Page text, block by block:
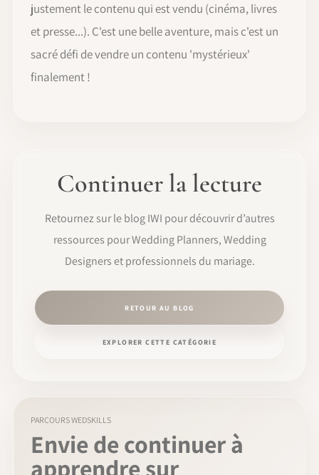
justement le contenu qui est vendu (cinéma, livres
et presse...). C'est une belle aventure, mais c'est un
sacré défi de vendre un contenu 'mystérieux'
finalement !
Continuer la lecture
Retournez sur le blog IWI pour découvrir d’autres
ressources pour Wedding Planners, Wedding
Designers et professionnels du mariage.
RETOUR AU BLOG
EXPLORER CETTE CATÉGORIE
PARCOURS WEDSKILLS
Envie de continuer à
apprendre sur